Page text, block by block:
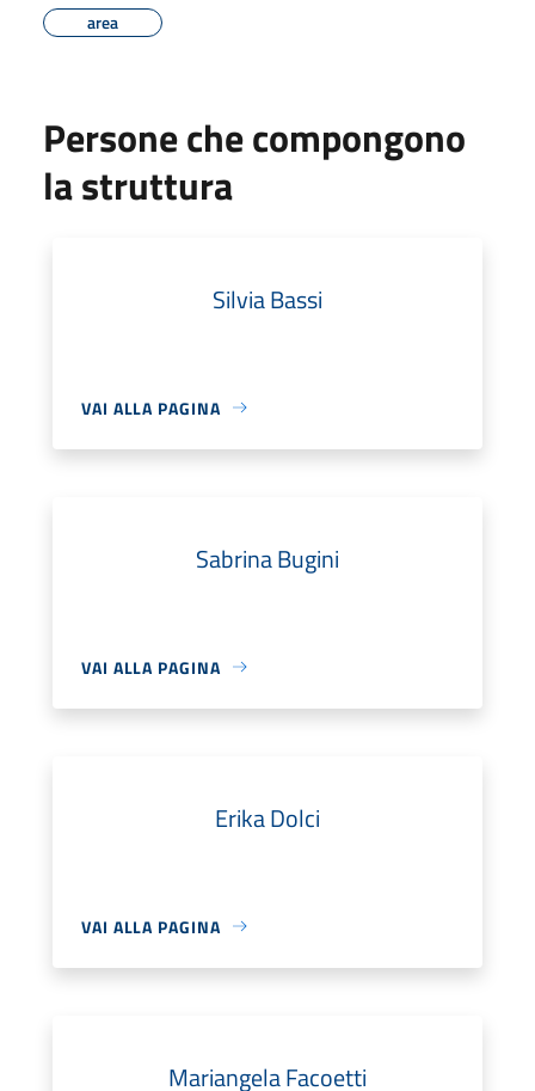
area
Persone che compongono
la struttura
Silvia Bassi
VAI ALLA PAGINA
Sabrina Bugini
VAI ALLA PAGINA
Erika Dolci
VAI ALLA PAGINA
Mariangela Facoetti